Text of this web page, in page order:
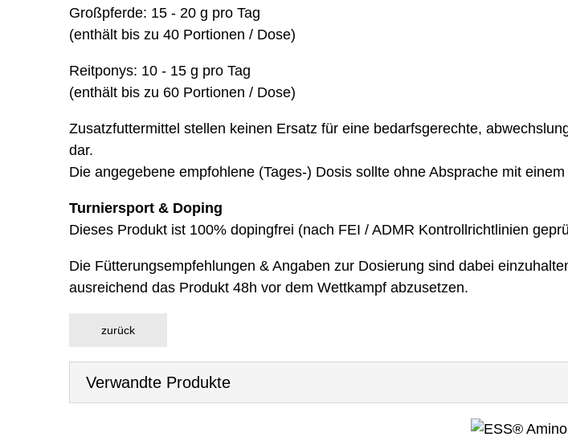
Großpferde: 15 - 20 g pro Tag
(enthält bis zu 40 Portionen / Dose)
Reitponys: 10 - 15 g pro Tag
(enthält bis zu 60 Portionen / Dose)
Zusatzfuttermittel stellen keinen Ersatz für eine bedarfsgerechte,
dar.
Die angegebene empfohlene (Tages-) Dosis sollte ohne Absprache mit
Turniersport & Doping
Dieses Produkt ist 100% dopingfrei (nach FEI / ADMR Kontrollrichtlinien
Die Fütterungsempfehlungen & Angaben zur Dosierung sind dabei
ausreichend das Produkt 48h vor dem Wettkampf abzusetzen.
Verwandte Produkte